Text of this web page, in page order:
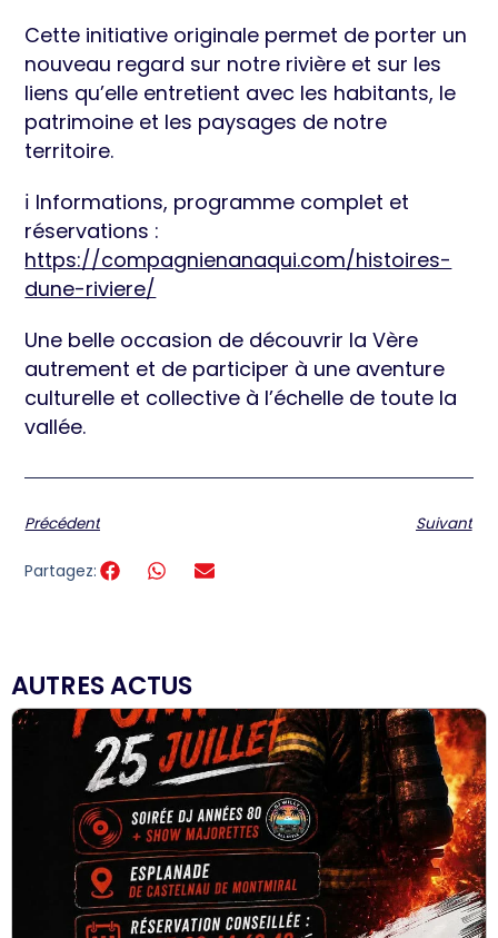
Cette initiative originale permet de porter un
nouveau regard sur notre rivière et sur les
liens qu’elle entretient avec les habitants, le
patrimoine et les paysages de notre
territoire.
ℹ️ Informations, programme complet et
réservations :
https://compagnienanaqui.com/histoires-
dune-riviere/
Une belle occasion de découvrir la Vère
autrement et de participer à une aventure
culturelle et collective à l’échelle de toute la
vallée.
Précédent Suivant
Partagez:
AUTRES ACTUS